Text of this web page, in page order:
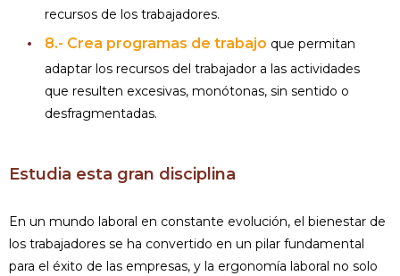
recursos de los trabajadores.
8.- Crea programas de trabajo que permitan
adaptar los recursos del trabajador a las actividades
que resulten excesivas, monótonas, sin sentido o
desfragmentadas.
Estudia esta gran disciplina
En un mundo laboral en constante evolución, el bienestar de
los trabajadores se ha convertido en un pilar fundamental
para el éxito de las empresas, y la ergonomía laboral no solo